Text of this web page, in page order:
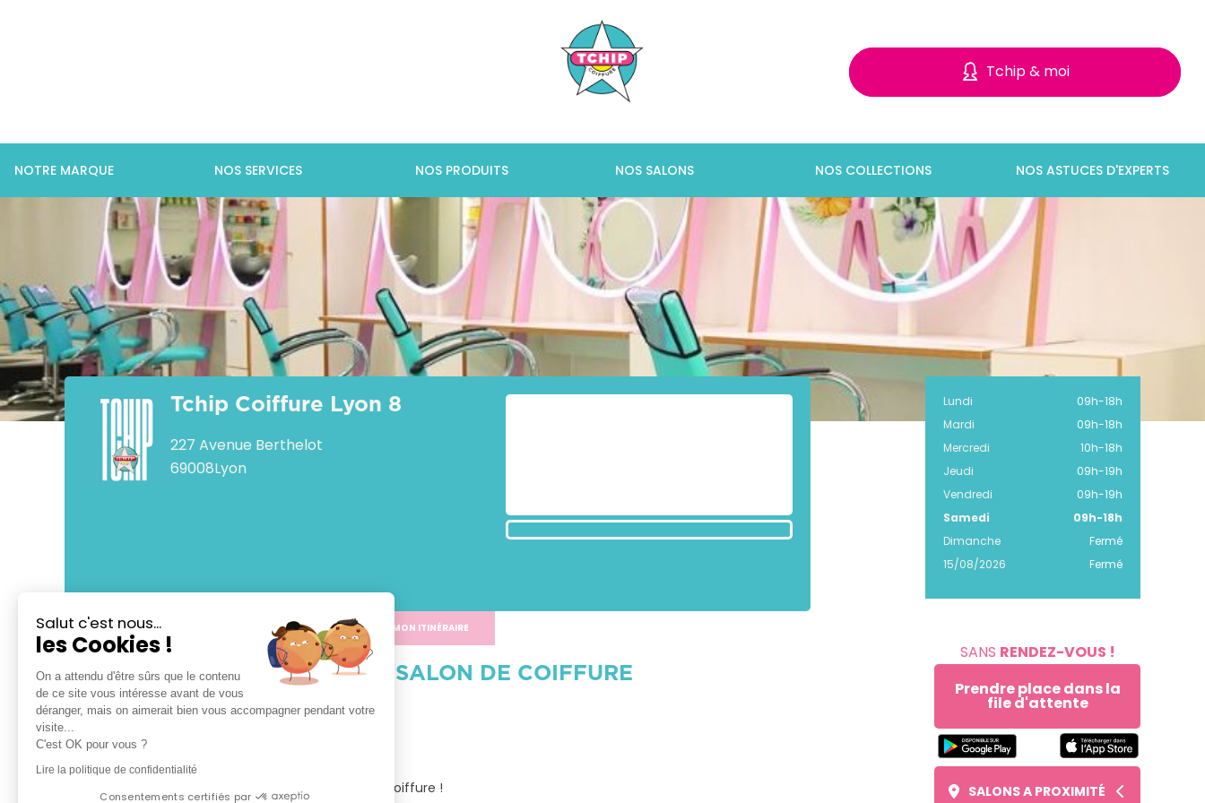
Tchip & moi
NOTRE MARQUE NOS SERVICES NOS PRODUITS NOS SALONS NOS COLLECTIONS NOS ASTUCES D'EXPERTS
Tchip Coiffure Lyon 8
227 Avenue Berthelot
69008Lyon
CALCULER MON ITINÉRAIRE
Lundi 09h-18h
Mardi
09h-18h
Mercredi
10h-18h
Jeudi
09h-19h
Vendredi
09h-19h
Samedi
09h-18h
Dimanche
Fermé
15/08/2026
Fermé
VOTRE SALON DE COIFFURE
TCHIP Coiffure Lyon
Bienvenue dans votre salon TCHIP Coiffure Lyon
Tchip vous propose le plaisir d’un vrai bon plan coiffure !
SANS RENDEZ-VOUS !
Prendre place dans la
file d'attente
SALONS A PROXIMITÉ
Salut c'est nous...
les Cookies !
On a attendu d'être sûrs que le contenu
de ce site vous intéresse avant de vous
déranger, mais on aimerait bien vous accompagner pendant votre
visite...
C'est OK pour vous ?
Lire la politique de confidentialité
Consentements certifiés par